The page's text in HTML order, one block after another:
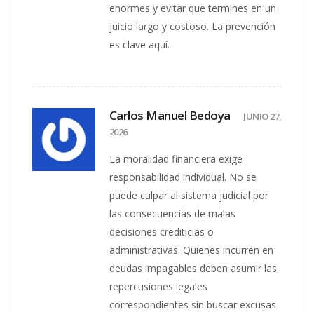
enormes y evitar que termines en un
juicio largo y costoso. La prevención
es clave aquí.
Carlos Manuel Bedoya
JUNIO 27,
2026
La moralidad financiera exige
responsabilidad individual. No se
puede culpar al sistema judicial por
las consecuencias de malas
decisiones crediticias o
administrativas. Quienes incurren en
deudas impagables deben asumir las
repercusiones legales
correspondientes sin buscar excusas